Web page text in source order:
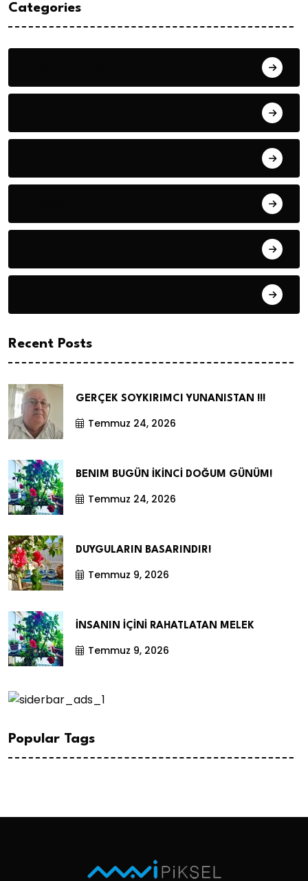
Categories
Recent Posts
GERÇEK SOYKIRIMCI YUNANISTAN !!!
Temmuz 24, 2026
BENIM BUGÜN İKİNCİ DOĞUM GÜNÜM!
Temmuz 24, 2026
DUYGULARIN BASARINDIR!
Temmuz 9, 2026
İNSANIN İÇİNİ RAHATLATAN MELEK
Temmuz 9, 2026
Popular Tags